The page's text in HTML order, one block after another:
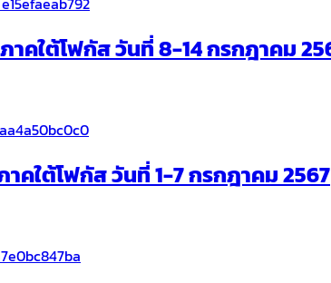
คใต้โฟกัส วันที่ 8-14 กรกฎาคม
คใต้โฟกัส วันที่ 1-7 กรกฎาคม 2567